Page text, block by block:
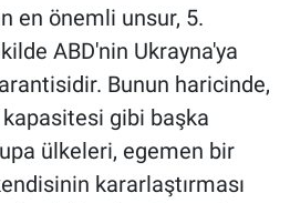
en önemli unsur, 5.
ABD'nin Ukrayna'ya
Bunun haricinde,
gibi başka
ülkeleri, egemen bir
kararlaştırması